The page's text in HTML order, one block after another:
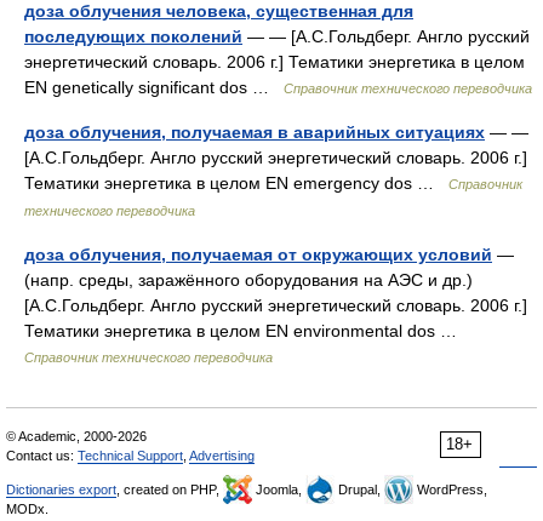
доза облучения человека, существенная для
последующих поколений — — [А.С.Гольдберг. Англо русский
энергетический словарь. 2006 г.] Тематики энергетика в целом
EN genetically significant dos …
Справочник технического переводчика
доза облучения, получаемая в аварийных ситуациях — —
[А.С.Гольдберг. Англо русский энергетический словарь. 2006 г.]
Тематики энергетика в целом EN emergency dos …
Справочник
технического переводчика
доза облучения, получаемая от окружающих условий —
(напр. среды, заражённого оборудования на АЭС и др.)
[А.С.Гольдберг. Англо русский энергетический словарь. 2006 г.]
Тематики энергетика в целом EN environmental dos …
Справочник технического переводчика
18+
© Academic, 2000-2026
Contact us: Technical Support Advertising
Dictionaries export , created on PHP, Joomla, Drupal,
WordPress,
MODx.